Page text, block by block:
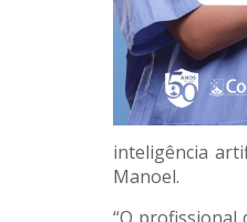
inteligência
Manoel.